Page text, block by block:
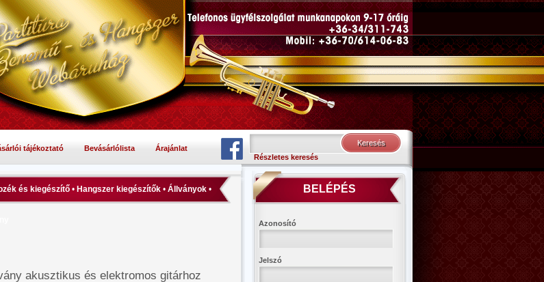
tájékoztató Bevásárlólista
Árajánlat
Részletes keresés
és kiegészítő • Hangszer kiegészítők • Állványok •
akusztikus és elektromos gitárhoz
BELÉPÉS
Azonosító
Jelszó